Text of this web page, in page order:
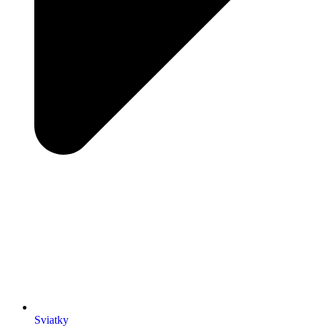
Sviatky